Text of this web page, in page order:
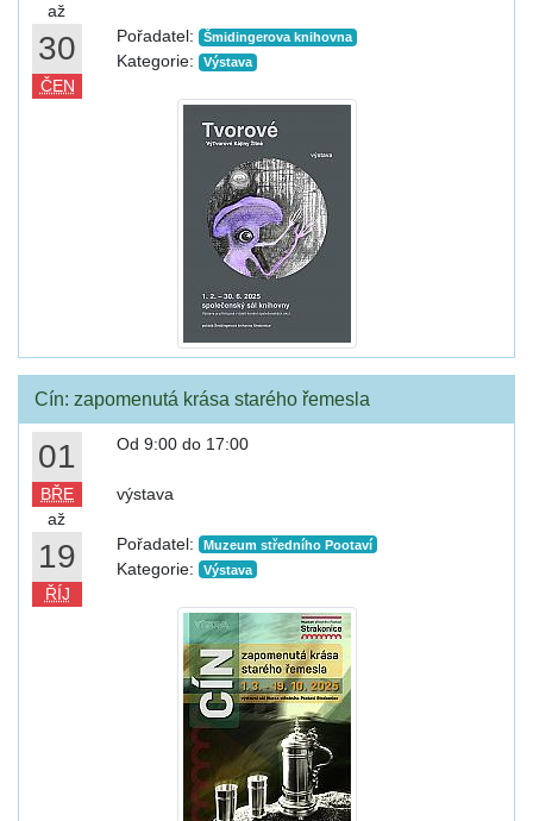
až
30
ČEN
Pořadatel: Šmidingerova knihovna
Kategorie: Výstava
Cín: zapomenutá krása starého řemesla
01
BŘE
až
19
ŘÍJ
Od 9:00 do 17:00
výstava
Pořadatel: Muzeum středního Pootaví
Kategorie: Výstava